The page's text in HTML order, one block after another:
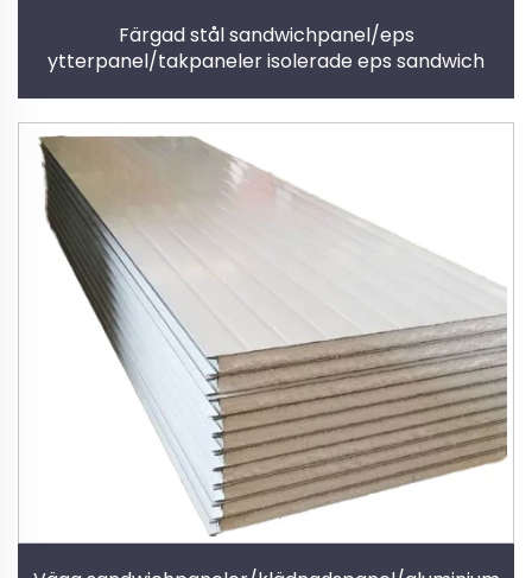
Färgad stål sandwichpanel/eps
ytterpanel/takpaneler isolerade eps sandwich